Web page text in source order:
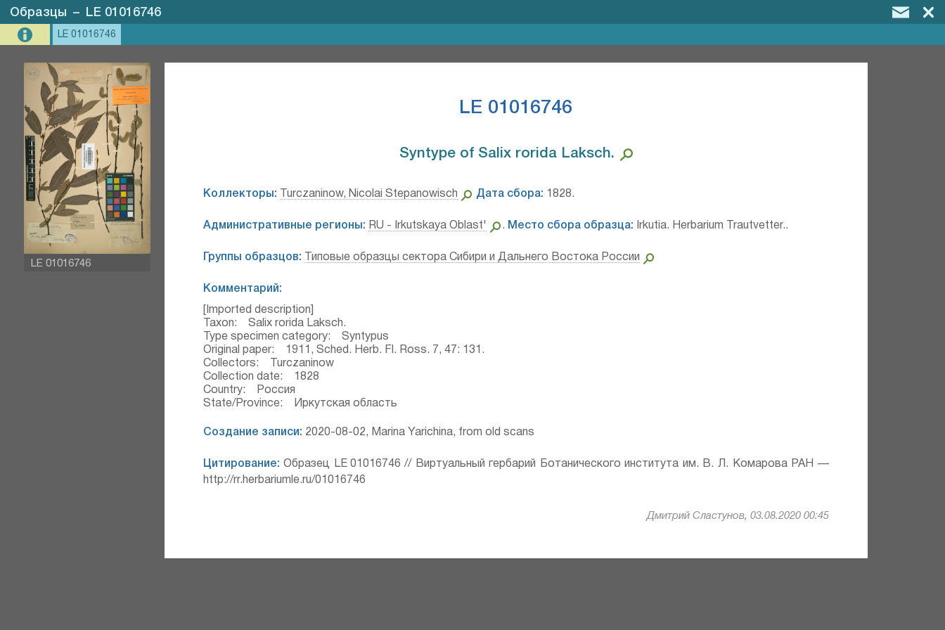
Образцы – LE 01016746
LE 01016746
LE 01016746
LE 01016746
Syntype of Salix rorida Laksch.⁣
Коллекторы: Turczaninow, Nicolai Stepanowisch Дата сбора: 1828.
Административные регионы: RU - Irkutskaya Oblast' . Место сбора образца: Irkutia. Herbarium Trautvetter..
Группы образцов: Типовые образцы сектора Сибири и Дальнего Востока России
Комментарий:
[Imported description]
Taxon: Salix rorida Laksch.
Type specimen category: Syntypus
Original paper: 1911, Sched. Herb. Fl. Ross. 7, 47: 131.
Collectors: Turczaninow
Collection date: 1828
Country: Россия
State/Province: Иркутская область
Создание записи: 2020-08-02, Marina Yarichina, from old scans
Цитирование: Образец LE 01016746 // Виртуальный гербарий Ботанического института им. В. Л. Комарова РАН —
http://rr.herbariumle.ru/01016746
Дмитрий Сластунов, 03.08.2020 00:45